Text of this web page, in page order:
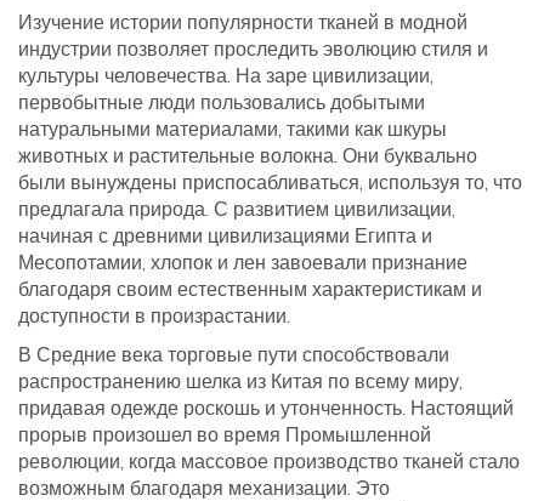
Изучение истории популярности тканей в модной
индустрии позволяет проследить эволюцию стиля и
культуры человечества. На заре цивилизации,
первобытные люди пользовались добытыми
натуральными материалами, такими как шкуры
животных и растительные волокна. Они буквально
были вынуждены приспосабливаться, используя то, что
предлагала природа. С развитием цивилизации,
начиная с древними цивилизациями Египта и
Месопотамии, хлопок и лен завоевали признание
благодаря своим естественным характеристикам и
доступности в произрастании.
В Средние века торговые пути способствовали
распространению шелка из Китая по всему миру,
придавая одежде роскошь и утонченность. Настоящий
прорыв произошел во время Промышленной
революции, когда массовое производство тканей стало
возможным благодаря механизации. Это